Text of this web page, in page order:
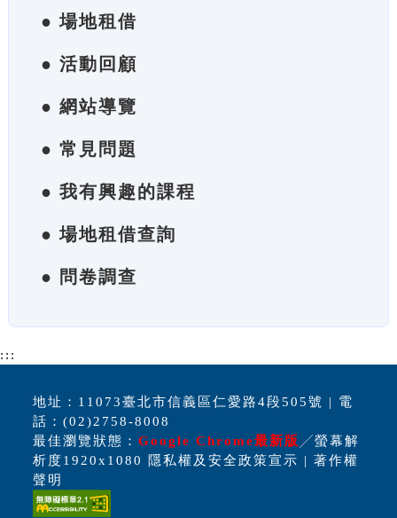
● 場地租借
● 活動回顧
● 網站導覽
● 常見問題
● 我有興趣的課程
● 場地租借查詢
● 問卷調查
:::
地址：11073臺北市信義區仁愛路4段505號 | 電
話：(02)2758-8008
最佳瀏覽狀態：Google Chrome最新版 ╱螢幕解
析度1920x1080 隱私權及安全政策宣示 | 著作權
聲明